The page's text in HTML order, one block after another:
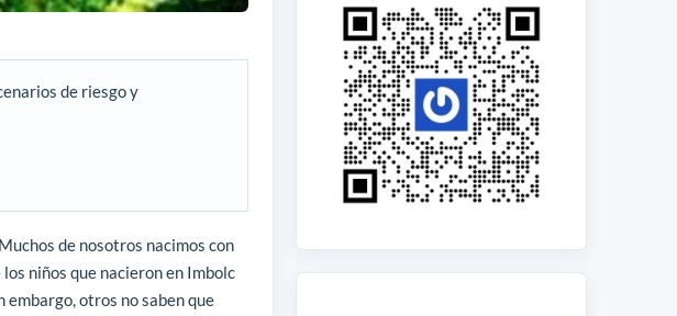
de riesgo y
de nosotros nacimos con
niños que nacieron en Imbolc
otros no saben que